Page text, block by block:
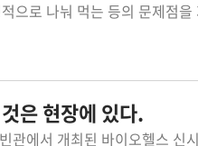
은 현장에 있다.